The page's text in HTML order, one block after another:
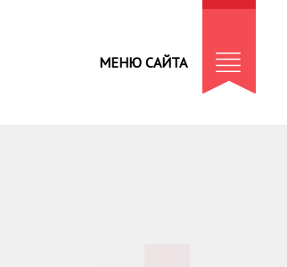
МЕНЮ САЙТА